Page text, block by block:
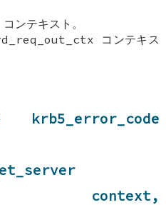
テキスト。
コンテキス
krb5_error_code
context,